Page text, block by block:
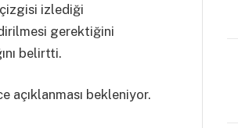
çizgisi izlediği
gerektiğini
belirtti.
açıklanması bekleniyor.